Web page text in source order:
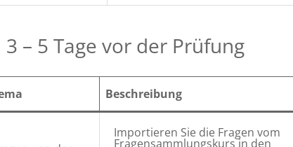
3 – 5 Tage vor der Prüfung
Beschreibung
Importieren Sie die Fragen vom
Fragensammlungskurs in den